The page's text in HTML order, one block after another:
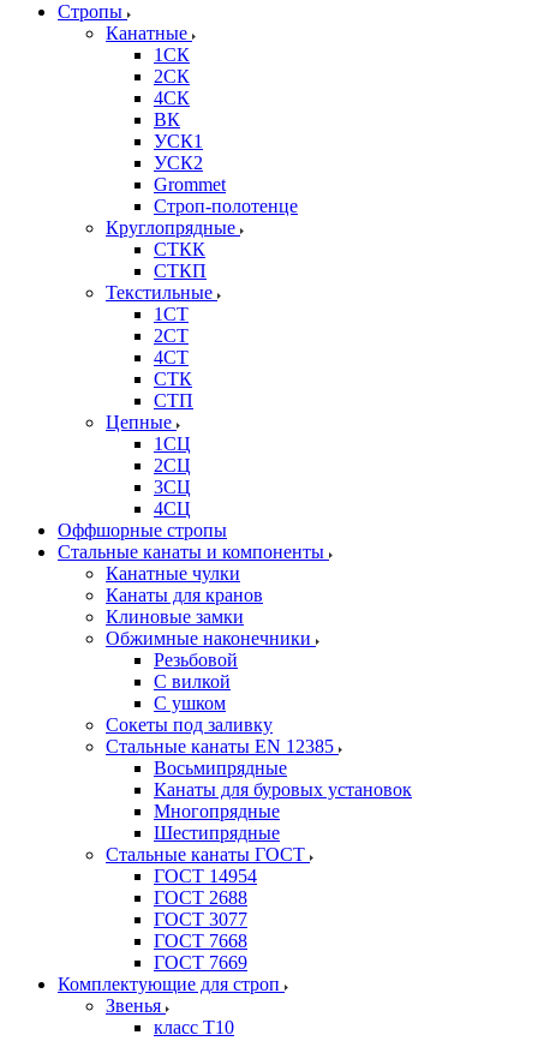
Стропы
Канатные
1СК
2СК
4СК
ВК
УСК1
УСК2
Grommet
Строп-полотенце
Круглопрядные
СТКК
СТКП
Текстильные
1СТ
2СТ
4СТ
СТК
СТП
Цепные
1СЦ
2СЦ
3СЦ
4СЦ
Оффшорные стропы
Стальные канаты и компоненты
Канатные чулки
Канаты для кранов
Клиновые замки
Обжимные наконечники
Резьбовой
С вилкой
С ушком
Сокеты под заливку
Стальные канаты EN 12385
Восьмипрядные
Канаты для буровых установок
Многопрядные
Шестипрядные
Стальные канаты ГОСТ
ГОСТ 14954
ГОСТ 2688
ГОСТ 3077
ГОСТ 7668
ГОСТ 7669
Комплектующие для строп
Звенья
класс Т10